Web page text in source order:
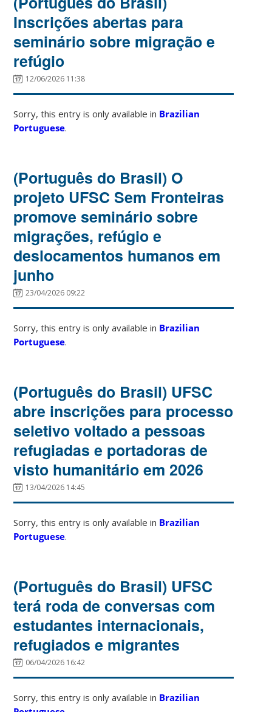
Inscrições abertas para
seminário sobre migração e
refúgio
12/06/2026 11:38
Sorry, this entry is only available in Brazilian
Portuguese.
(Português do Brasil) O
projeto UFSC Sem Fronteiras
promove seminário sobre
migrações, refúgio e
deslocamentos humanos em
junho
23/04/2026 09:22
Sorry, this entry is only available in Brazilian
Portuguese.
(Português do Brasil) UFSC
abre inscrições para processo
seletivo voltado a pessoas
refugiadas e portadoras de
visto humanitário em 2026
13/04/2026 14:45
Sorry, this entry is only available in Brazilian
Portuguese.
(Português do Brasil) UFSC
terá roda de conversas com
estudantes internacionais,
refugiados e migrantes
06/04/2026 16:42
Sorry, this entry is only available in Brazilian